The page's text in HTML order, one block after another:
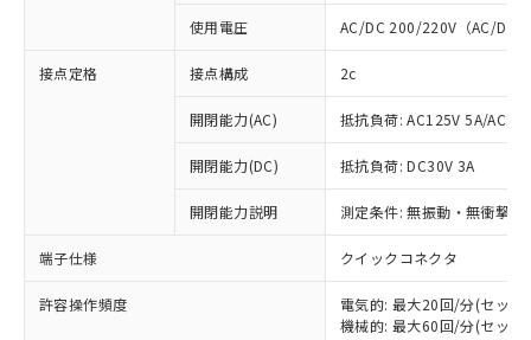
使用電圧 AC/DC 200/220V（AC/DC
接点定格 接点構成 2c
開閉能力(AC) 抵抗負荷: AC125V 5A/
開閉能力(DC) 抵抗負荷: DC30V 3A
開閉能力説明 測定条件: 無振動・無衝撃
端子仕様 クイックコネクタ
許容操作頻度
電気的: 最大20回/分(セット
機械的: 最大60回/分(セット
対応済み：EU RoHS指令（10物質）の
非含有に対応した製品が提供可能な商品で